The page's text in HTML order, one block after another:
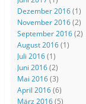
Dezember 2016(1)
November 2016(2)
September 2016(2)
August 2016(1)
Juli 2016(1)
Juni 2016(2)
Mai 2016(3)
April 2016(6)
März 2016(5)